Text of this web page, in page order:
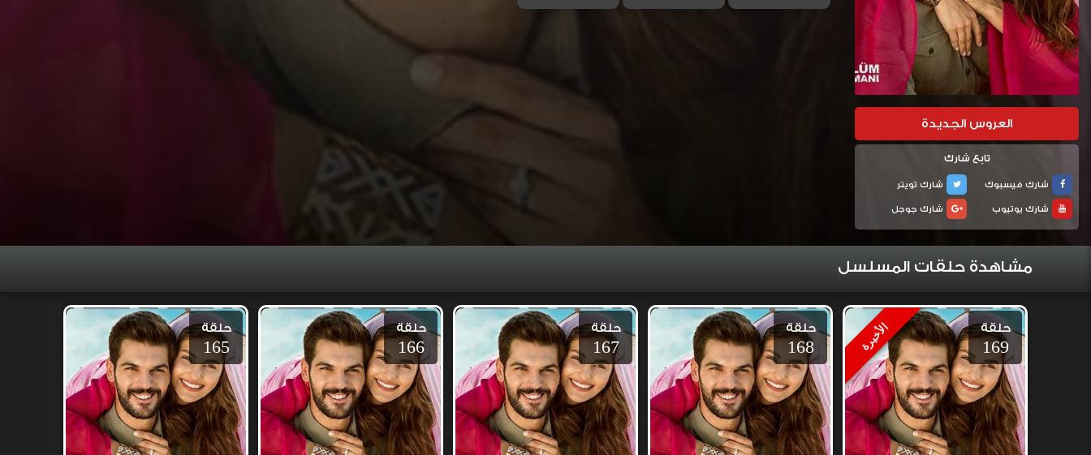
العروس الجديدة
تابع شارك
شارك فيسبوك
شارك تويتر
شارك يوتيوب
شارك جوجل
مشاهدة حلقات المسلسل
الأخيرة حلقة
169
حلقة
168
حلقة
167
حلقة
166
حلقة
165